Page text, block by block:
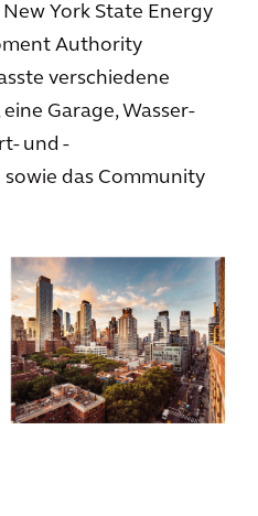
York State Energy
Authority
verschiedene
Garage, Wasser-
und -
das Community